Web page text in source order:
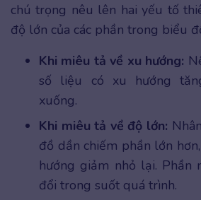
chú trọng nêu lên hai yếu tố
độ lớn của các phần trong biểu
Khi miêu tả về xu hướng:
số liệu có xu hướng
xuống.
Khi miêu tả về độ lớn:
đồ dần chiếm phần lớn
hướng giảm nhỏ lại. Phần
đổi trong suốt quá trình.